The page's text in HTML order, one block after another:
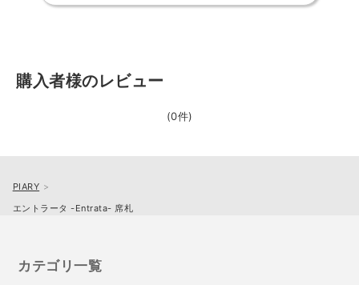
購入者様のレビュー
(0件)
PIARY
エントラータ -Entrata- 席札
カテゴリ一覧